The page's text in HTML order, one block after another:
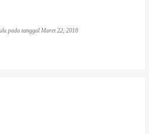
pada tanggal Maret 22, 2018